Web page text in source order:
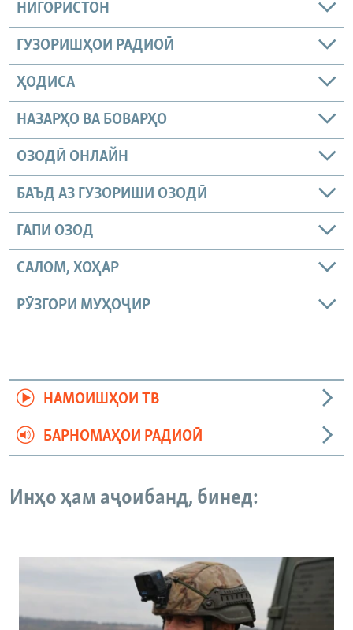
НИГОРИСТОН
ГУЗОРИШҲОИ РАДИОӢ
ҲОДИСА
НАЗАРҲО ВА БОВАРҲО
ОЗОДӢ ОНЛАЙН
БАЪД АЗ ГУЗОРИШИ ОЗОДӢ
ГАПИ ОЗОД
САЛОМ, ХОҲАР
РӮЗГОРИ МУҲОҶИР
НАМОИШҲОИ ТВ
БАРНОМАҲОИ РАДИОӢ
Инҳо ҳам аҷоибанд, бинед: